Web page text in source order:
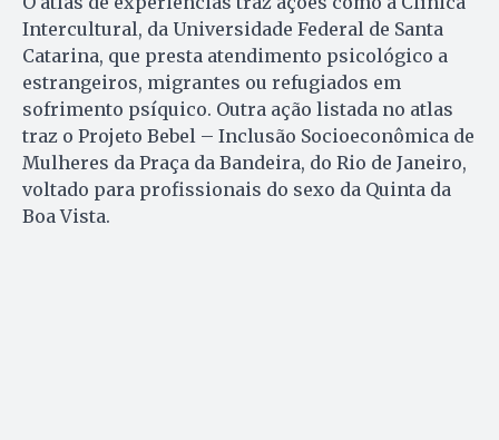
Intercultural, da Universidade Federal de Santa
Catarina, que presta atendimento psicológico a
estrangeiros, migrantes ou refugiados em
sofrimento psíquico. Outra ação listada no atlas
traz o Projeto Bebel – Inclusão Socioeconômica de
Mulheres da Praça da Bandeira, do Rio de Janeiro,
voltado para profissionais do sexo da Quinta da
Boa Vista.